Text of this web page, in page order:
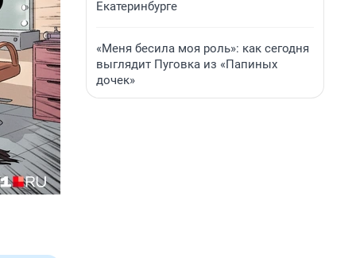
Екатеринбурге
«Меня бесила моя роль»: как сегодня
выглядит Пуговка из «Папиных
дочек»